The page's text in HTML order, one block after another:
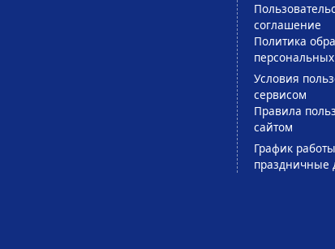
соглашение
Политика
Условия
сервисом
Правила
сайтом
График
праздничные